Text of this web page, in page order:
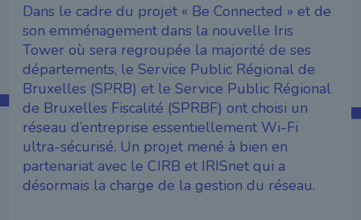
Dans le cadre du projet « Be Connected » et de
son emménagement dans la nouvelle Iris
Tower où sera regroupée la majorité de ses
départements, le Service Public Régional de
Bruxelles (SPRB) et le Service Public Régional
de Bruxelles Fiscalité (SPRBF) ont choisi un
réseau d’entreprise essentiellement Wi-Fi
ultra-sécurisé. Un projet mené à bien en
partenariat avec le CIRB et IRISnet qui a
désormais la charge de la gestion du réseau.